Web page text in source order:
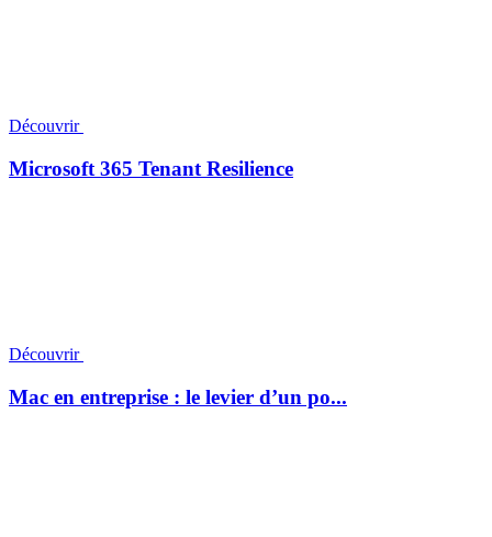
Découvrir
Microsoft 365 Tenant Resilience
Découvrir
Mac en entreprise : le levier d’un po...